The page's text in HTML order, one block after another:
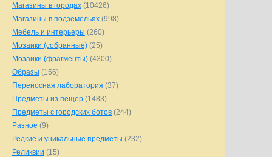
Магазины в городах (10426)
Магазины в подземельях (998)
Мебель и интерьеры (260)
Мозаики (собранные) (25)
Мозаики (фрагменты) (4300)
Образы (156)
Переносная лаборатория (37)
Предметы из пещер (1483)
Предметы с городских ботов (244)
Разное (9)
Редкие и уникальные предметы (232)
Реликвии (15)